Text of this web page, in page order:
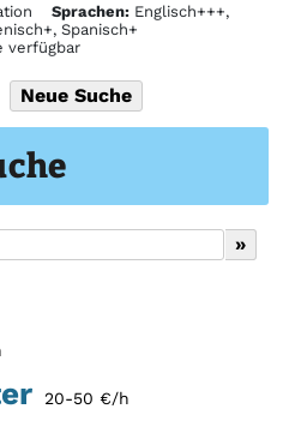
20-50 €/h
Sprachen: Englisch+++,
Spanisch+
verfügbar